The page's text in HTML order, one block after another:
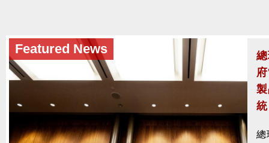
Featured News
發